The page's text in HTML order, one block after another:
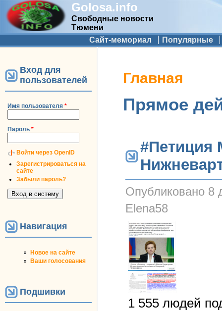
Golosa.info
Свободные новости
Тюмени
Дополнительное меню
Сайт-мемориал Популярные
Вход для
пользователей
Имя пользователя *
Пароль *
Войти через OpenID
Зарегистрироваться на
сайте
Забыли пароль?
Навигация
Новое на сайте
Ваши голосования
Подшивки
Вы здесь
Главная
Прямое
#Петиция
Опубликовано 8
Elena58
1 555 людей